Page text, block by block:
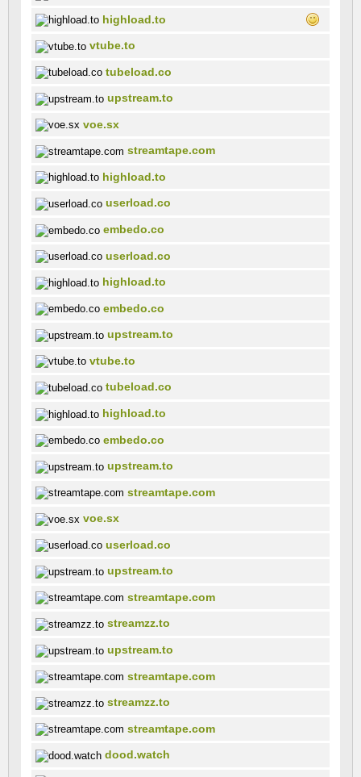
highload.to
vtube.to
tubeload.co
upstream.to
voe.sx
streamtape.com
highload.to
userload.co
embedo.co
userload.co
highload.to
embedo.co
upstream.to
vtube.to
tubeload.co
highload.to
embedo.co
upstream.to
streamtape.com
voe.sx
userload.co
upstream.to
streamtape.com
streamzz.to
upstream.to
streamtape.com
streamzz.to
streamtape.com
dood.watch